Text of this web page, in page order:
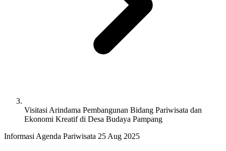
Visitasi Arindama Pembangunan Bidang Pariwisata dan
Ekonomi Kreatif di Desa Budaya Pampang
Informasi Agenda Pariwisata 25 Aug 2025